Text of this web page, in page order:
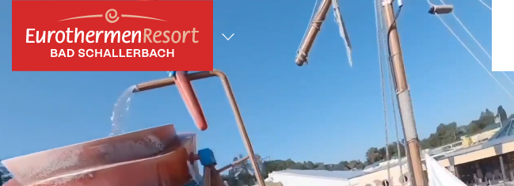
zum Hauptinhalt springen
Alle Standorte